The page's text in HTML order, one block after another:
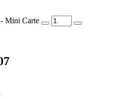
Mini Carte